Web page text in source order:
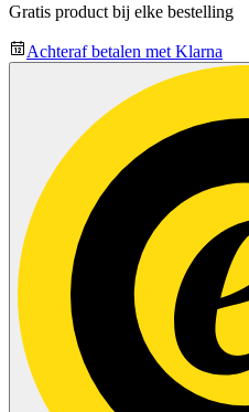
Gratis product bij elke bestelling
Achteraf betalen met Klarna